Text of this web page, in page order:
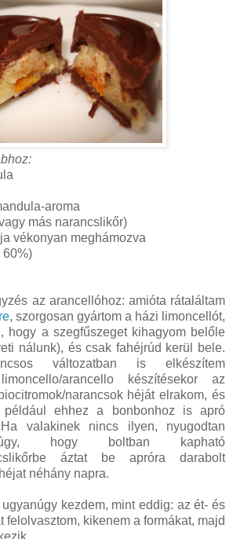
aroma
más narancslikőr)
vékonyan meghámozva
60%)
az arancellóhoz: amióta rátaláltam
, szorgosan gyártom a házi limoncellót,
hogy a szegfűszeget kihagyom belőle
nálunk), és csak fahéjrúd kerül bele.
változatban is elkészítem
arancello készítésekor az
narancsok héját elrakom, és
ehhez a bonbonhoz is apró
valakinek nincs ilyen, nyugodtan
úgy, hogy boltban kapható
áztat be apróra darabolt
néhány napra.
kezdem, mint eddig: az ét- és
felolvasztom, kikenem a formákat, majd